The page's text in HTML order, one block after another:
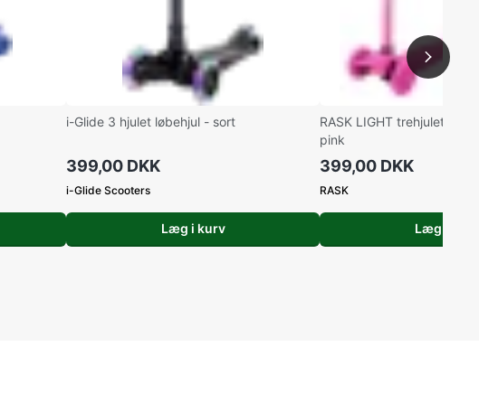
i-Glide 3 hjulet løbehjul - sort
399,00 DKK
i-Glide Scooters
Læg i kurv
RASK LIGHT trehjulet
pink
399,00 DKK
RASK
Læg i kurv